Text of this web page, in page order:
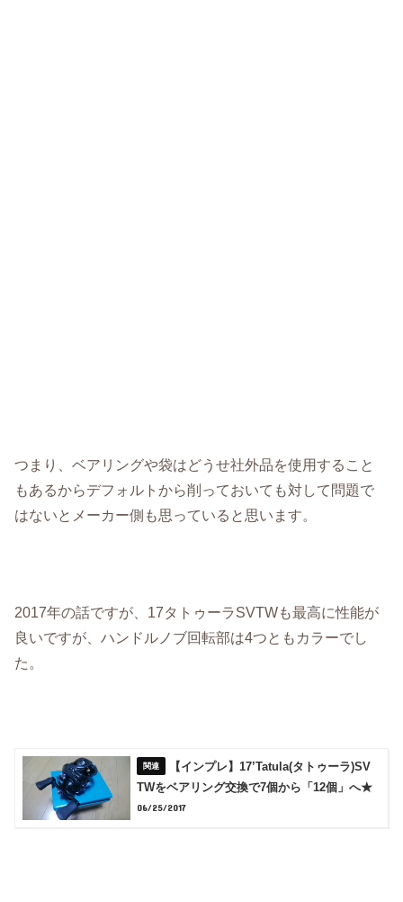
つまり、ベアリングや袋はどうせ社外品を使用すること
もあるからデフォルトから削っておいても対して問題で
はないとメーカー側も思っていると思います。
2017年の話ですが、17タトゥーラSVTWも最高に性能が
良いですが、ハンドルノブ回転部は4つともカラーでし
た。
【インプレ】17’Tatula(タトゥーラ)SV
TWをベアリング交換で7個から「12個」へ★
06/25/2017